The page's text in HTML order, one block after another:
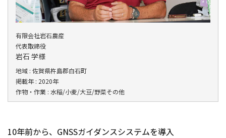
有限会社岩石農産
代表取締役
岩石 学様
地域 : 佐賀県杵島郡白石町
掲載年 : 2020年
作物・作業 : 水稲/小麦/大豆/野菜その他
10年前から、GNSSガイダンスシステムを導入